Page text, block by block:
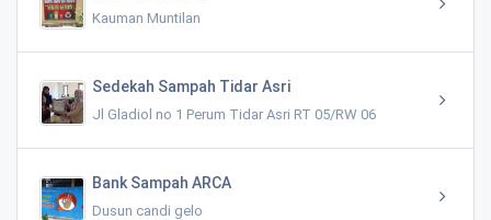
Kauman Muntilan
Sedekah Sampah Tidar Asri
Jl Gladiol no 1 Perum Tidar Asri RT 05/RW 06
Bank Sampah ARCA
Dusun candi gelo